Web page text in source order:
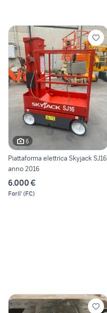
6
Piattaforma elettrica Skyjack SJ16
anno 2016
6.000 €
Forli' (FC)